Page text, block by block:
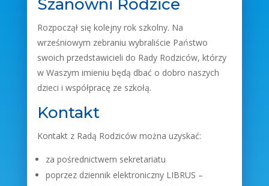
Szanowni Rodzice
Rozpoczął się kolejny rok szkolny. Na
wrześniowym zebraniu wybraliście Państwo
swoich przedstawicieli do Rady Rodziców, którzy
w Waszym imieniu będą dbać o dobro naszych
dzieci i współpracę ze szkołą.
Kontakt
Kontakt z Radą Rodziców można uzyskać:
za pośrednictwem sekretariatu
poprzez dziennik elektroniczny LIBRUS –